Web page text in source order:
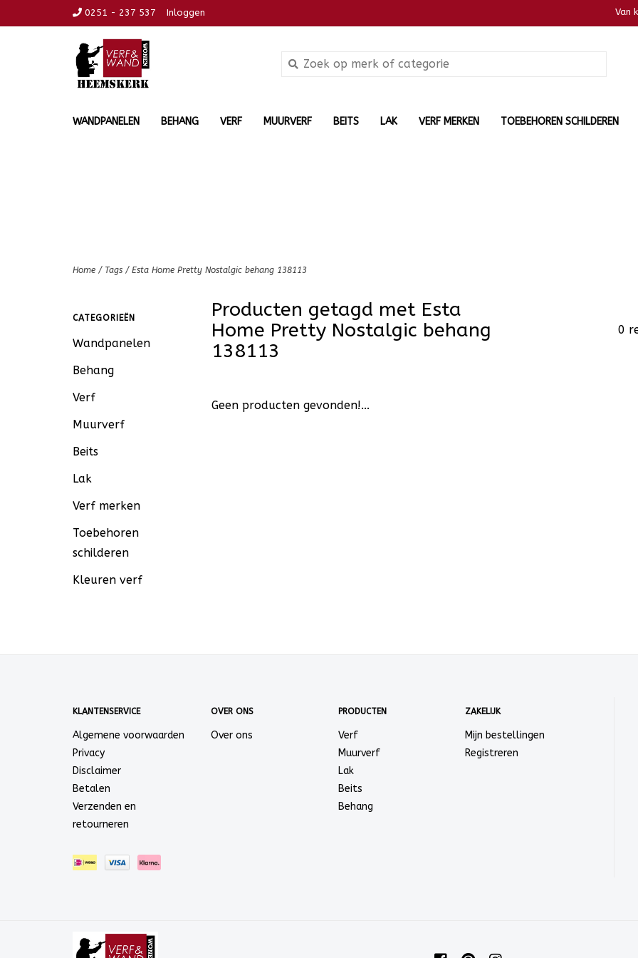
0251 - 237 537 Inloggen Van
WANDPANELEN BEHANG VERF MUURVERF BEITS LAK VERF MERKEN TOEBEHOREN SCHILDEREN
Home / Tags / Esta Home Pretty Nostalgic behang 138113
CATEGORIEËN
Wandpanelen
Behang
Verf
Muurverf
Beits
Lak
Verf merken
Toebehoren
schilderen
Kleuren verf
Producten getagd met Esta
Home Pretty Nostalgic behang
138113
0
Geen producten gevonden!...
KLANTENSERVICE
Algemene voorwaarden
Privacy
Disclaimer
Betalen
Verzenden en
retourneren
OVER ONS
Over ons
PRODUCTEN
Verf
Muurverf
Lak
Beits
Behang
ZAKELIJK
Mijn bestellingen
Registreren